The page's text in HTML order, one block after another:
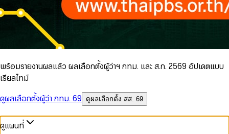
พร้อมรายงานผลแล้ว ผลเลือกตั้งผู้ว่าฯ กทม. และ ส.ก. 2569 อัปเดตแบบ
เรียลไทม์
ดูผลเลือกตั้งผู้ว่า กทม. 69
ดูผลเลือกตั้ง สส. 69
ดูแผนที่